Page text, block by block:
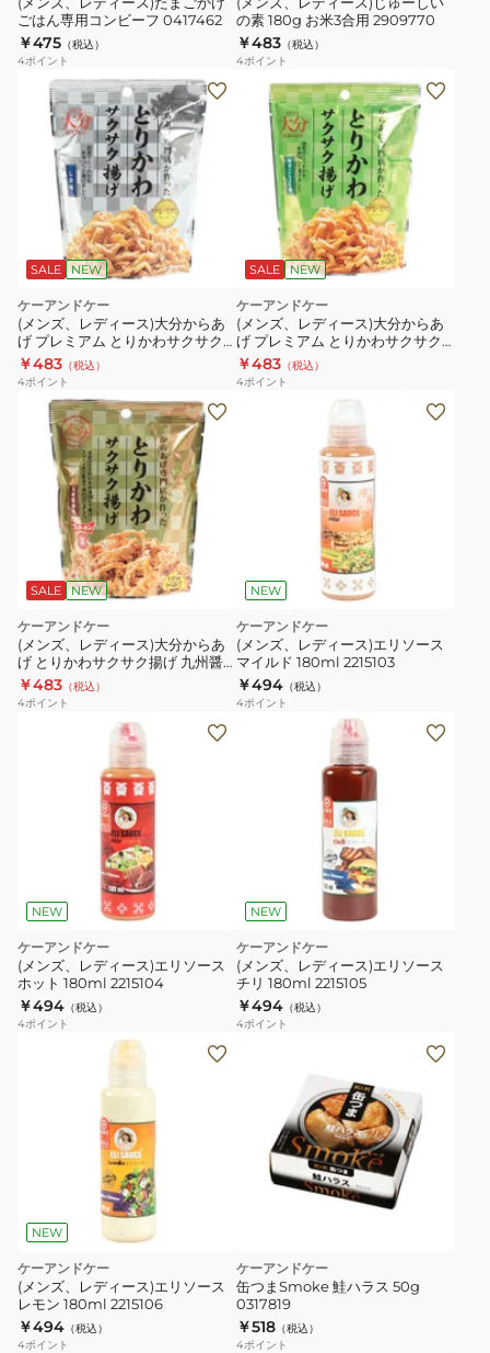
ごはん専用コンビーフ 0417462
￥475 （税込）
4ポイント
の素 180g お米3合用 2909770
￥483 （税込）
4ポイント
SALE NEW
ケーアンドケー
(メンズ、レディース)大分からあ
げ プレミアム とりかわサクサク
揚げ しお味 30g 5529286
￥483 （税込）
4ポイント
SALE NEW
ケーアンドケー
(メンズ、レディース)大分からあ
げ プレミアム とりかわサクサク
揚げ ゆずこしょう味 30g
5579384
￥483 （税込）
4ポイント
SALE NEW
ケーアンドケー
(メンズ、レディース)大分からあ
げ とりかわサクサク揚げ 九州醤
油味 30g 5735091
￥483 （税込）
4ポイント
NEW
ケーアンドケー
(メンズ、レディース)エリソース
マイルド 180ml 2215103
￥494 （税込）
4ポイント
NEW
ケーアンドケー
(メンズ、レディース)エリソース
ホット 180ml 2215104
￥494 （税込）
4ポイント
NEW
ケーアンドケー
(メンズ、レディース)エリソース
チリ 180ml 2215105
￥494 （税込）
4ポイント
NEW
ケーアンドケー
(メンズ、レディース)エリソース
レモン 180ml 2215106
￥494 （税込）
4ポイント
ケーアンドケー
缶つまSmoke 鮭ハラス 50g
0317819
￥518 （税込）
4ポイント